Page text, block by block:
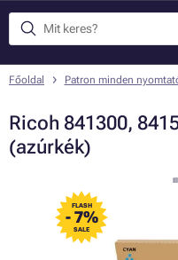
Főoldal Patron minden
Ricoh 841300,
(azúrkék)
FLASH
- 7%
SALE